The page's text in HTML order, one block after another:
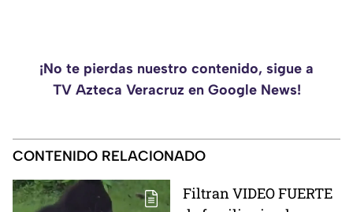
¡No te pierdas nuestro contenido, sigue a
TV Azteca Veracruz en Google News!
CONTENIDO RELACIONADO
Filtran VIDEO FUERTE